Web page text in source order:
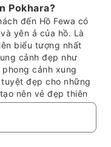
Pokhara?
đến Hồ Fewa có
yên ả của hồ. Là
biểu tượng nhất
cảnh đẹp như
cảnh xung
đẹp cho những
nên vẻ đẹp thiên
quan Pokhara
gì?